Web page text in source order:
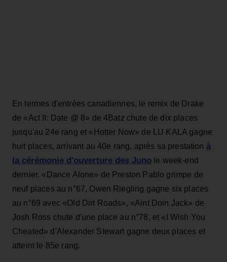
En termes d'entrées canadiennes, le remix de Drake
de «Act II: Date @ 8» de 4Batz chute de dix places
jusqu'au 24e rang et «Hotter Now» de LU KALA gagne
huit places, arrivant au 40e rang, après sa prestation à
la cérémonie d'ouverture des Juno le week-end
dernier. «Dance Alone» de Preston Pablo grimpe de
neuf places au n°67, Owen Riegling gagne six places
au n°69 avec «Old Dirt Roads», «Aint Doin Jack» de
Josh Ross chute d'une place au n°78, et «I Wish You
Cheated» d'Alexander Stewart gagne deux places et
atteint le 85e rang.